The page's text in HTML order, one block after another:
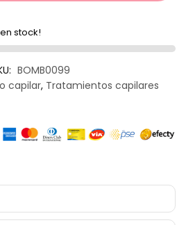
stock!
BOMB0099
capilar, Tratamientos capilares